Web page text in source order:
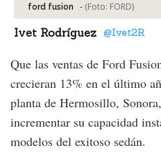
ford fusion - (Foto: FORD)
Ivet Rodríguez @Ivet2R
Que las ventas de Ford
crecieran 13% en el último
planta de Hermosillo,
incrementar su capacidad
modelos del exitoso sedán.